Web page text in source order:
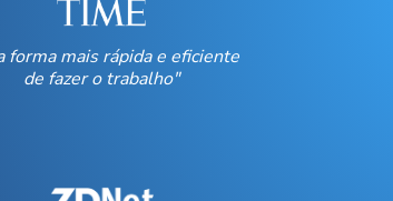
forma mais rápida e eficiente
de fazer o trabalho"